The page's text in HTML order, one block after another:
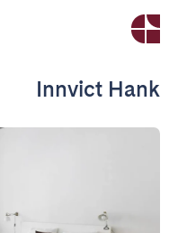
Innvict Hank